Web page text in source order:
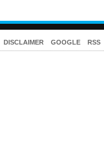
DISCLAIMER GOOGLE RSS